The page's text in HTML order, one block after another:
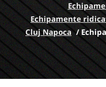
Echipamente
Cluj Napoca /